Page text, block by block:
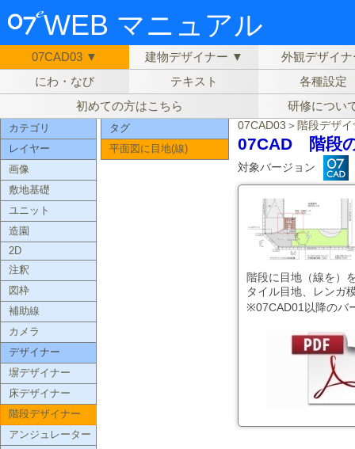
WEB マニュアル
07CAD03 ▼ 建物デザイナー ▼
外観デザイナ
にわ・なび
テキスト
各種設定
初めての方はこちら
研修につい
カテゴリ
レイヤー
画像
敷地基礎
ユニット
造園
2D
注釈
図枠
補助線
カメラ
デザイナー
塀デザイナー
床デザイナー
階段デザイナー
アンジュレーター
タグ
平面図に目地(線)
07CAD03 ＞ 階段デザ
07CAD 階段
対象バージョン
階段に目地（線を）
タイル目地、レンガ
※07CAD01以降のバ